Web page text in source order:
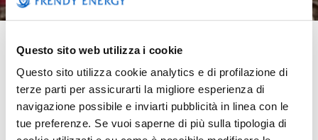
Questo sito web utilizza i cookie
Questo sito utilizza cookie analytics e di profilazione di
terze parti per assicurarti la migliore esperienza di
navigazione possibile e inviarti pubblicità in linea con le
tue preferenze. Se vuoi saperne di più sulla tipologia di
Frendy Energy gestisce 15 impianti mini-
idro situati prevalentemente su canali
irrigui.
Nel corso del 2019 la produzione elettrica delle centrali di